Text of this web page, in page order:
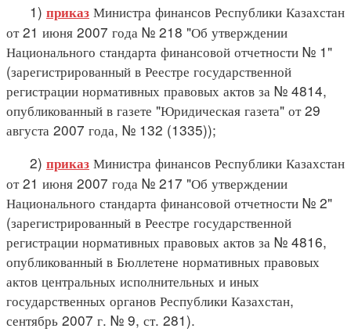
1) приказ Министра финансов Республики Казахстан
от 21 июня 2007 года № 218 "Об утверждении
Национального стандарта финансовой отчетности № 1"
(зарегистрированный в Реестре государственной
регистрации нормативных правовых актов за № 4814,
опубликованный в газете "Юридическая газета" от 29
августа 2007 года, № 132 (1335));
2) приказ Министра финансов Республики Казахстан
от 21 июня 2007 года № 217 "Об утверждении
Национального стандарта финансовой отчетности № 2"
(зарегистрированный в Реестре государственной
регистрации нормативных правовых актов за № 4816,
опубликованный в Бюллетене нормативных правовых
актов центральных исполнительных и иных
государственных органов Республики Казахстан,
сентябрь 2007 г. № 9, ст. 281).